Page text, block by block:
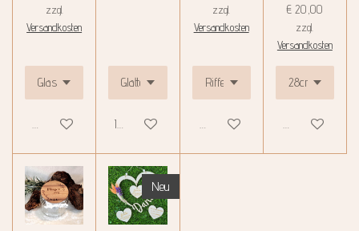
zzgl.
Versandkosten
Details anzeigen In den Warenkorb
zzgl.
Versandkosten
Details anzeigen
€ 20,00
zzgl.
Versandkosten
Details anzeigen
Neu